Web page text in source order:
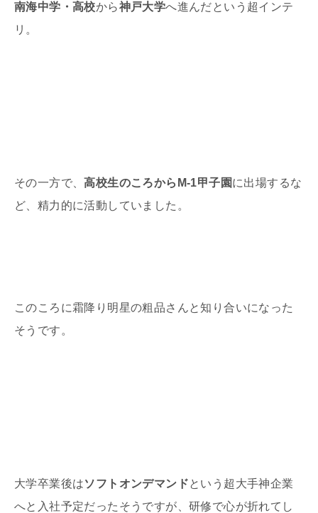
南海中学・高校から神戸大学へ進んだという超インテ
リ。
その一方で、高校生のころからM-1甲子園に出場するな
ど、精力的に活動していました。
このころに霜降り明星の粗品さんと知り合いになった
そうです。
大学卒業後はソフトオンデマンドという超大手神企業
へと入社予定だったそうですが、研修で心が折れてし